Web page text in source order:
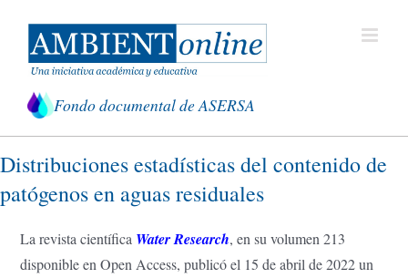
contenido
Fondo documental de ASERSA
Distribuciones estadísticas del contenido de
patógenos en aguas residuales
La revista científica Water Research, en su volumen 213
disponible en Open Access, publicó el 15 de abril de 2022 un